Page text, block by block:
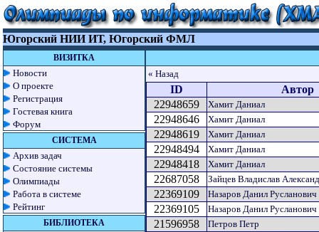
Югорский НИИ ИТ, Югорский ФМЛ
ВИЗИТКА
Новости
О проекте
Регистрация
Гостевая книга
Форум
СИСТЕМА
Архив задач
Состояние системы
Олимпиады
Работа в системе
Рейтинг
БИБЛИОТЕКА
« Назад
ID
Автор
22948659
Хамит Даниал
22948646 Хамит Даниал
22948619 Хамит Даниал
22948494 Хамит Даниал
22948418 Хамит Даниал
22687058 Зайцев Владислав
22369109 Назаров Данил Русланович
22369105 Назаров Данил Русланович
21596958 Петров Петр